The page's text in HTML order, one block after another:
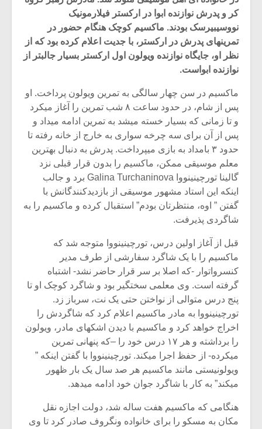
کر و پدرش نوازنده ابوا در ارکستر فیلارمونیک
نووسیبیرسک بودند. ماکسیم کوچک هنگام حضور در
تمرینهای پدرش در ارکستر، با جدیت اعلام کرده بود که از
نظر او، جایگاه نوازنده ویولون اول ارکستر بسیار جالبتر از
نوازنده ابواست.
ماکسیم در سن چهار سالگی به تمرین ویولون پرداخت. او
پس از شام، در حدود ساعت ۸ شب تمرین را آغاز میکرد
و تا زمانی که بسیار خسته میشد به تمرین ادامه میداد و
پس از آن برای سه چرخه سواری به خارج از خانه رفته تا
حدود ۳ بامداد به بازی میپرداخت. پدرش به دنبال بهترین
معلم موسیقی ممکن، ماکسیم را بدون قرار قبلی نزد
گالینا تورچینینووا Galina Turchaninova برد و جالب
اینکه این استاد مشهور موسیقی از بازدیدکنندگانش با
گفتن ” اوه، منتظرتان بودم” استقبال کرده و ماکسیم را به
شاگردی پذیرفت.
قبل از آغاز اولین درس، تورچینینووا متوجه شد که
ماکسیم را با یک شاگرد سفارشی از طرف مدیر
کنسرواتوار -که اصلا بر سر قرار حاضر نشد- اشتباه
گرفته است. وی معلمی سختگیر بود و شاگرد کوچک او تا
پنج درس متوالی از نواختن حتی یک نت، سرباز زد.
تورچینینووا به مادر ماکسیم اعلام کرد که شاگردش را
اخراج خواهد کرد و ماکسیم با دیدن اشکهای مادر، ویولون
را برداشته و هر ۱۷ درس خود را –که پنهانی تمرین
میکرده- از حفظ اجرا میکند. تورچینینووا با گفتن اینکه ”
ویولونیستی مانند ماکسیم هر صد سال یک بار ظهور
میکند” به کار با شاگرد جوان خود ادامه میدهد.
هنگامی که ماکسیم هفت ساله شد، دولت اجازه نقل
مکان به مسکو را برای خانواده ونگروف صادر کرد تا وی
میکلوش روژا
یادداشتی بر موسیقی
متن فیلم «متری
شیش و نیم»
اگر نمی توانی
مشهورترین باشی،
بدنام ترین باش
موسیقی